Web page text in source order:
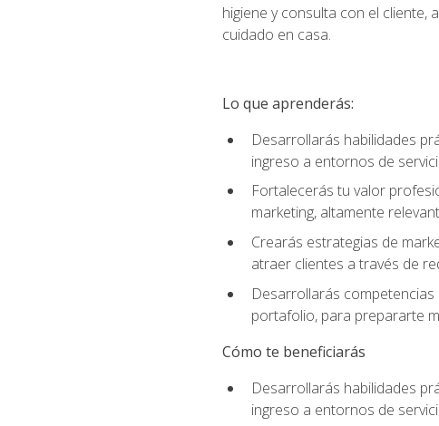
higiene y consulta con el
cuidado en casa.
Lo que aprenderás:
Desarrollarás habilidades
ingreso a entornos de
Fortalecerás tu valor
marketing, altamente
Crearás estrategias de
atraer clientes a través de
Desarrollarás
portafolio, para prepararte
Cómo te beneficiarás
Desarrollarás habilidades
ingreso a entornos de